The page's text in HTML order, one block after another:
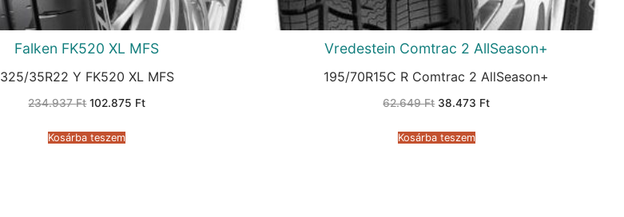
Falken FK520 XL MFS
325/35R22 Y FK520 XL MFS
234.937Ft Original
234.937 Ft.
102.875 FtCurrent
Kosárba teszem
Vredestein Comtrac 2 AllSeason+
195/70R15C R Comtrac 2 AllSeason+
62.649Ft Original
62.649 Ft.
38.473 FtCurrent
Kosárba teszem